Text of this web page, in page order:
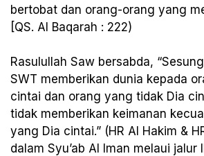
bertobat dan orang-orang yang
[QS. Al Baqarah : 222)
Rasulullah Saw bersabda, “Sesungguhnya Allah
SWT memberikan dunia kepada
cintai dan orang yang tidak Dia
tidak memberikan keimanan
yang Dia cintai.” (HR Al Hakim &
dalam Syu’ab Al Iman melaui jalur